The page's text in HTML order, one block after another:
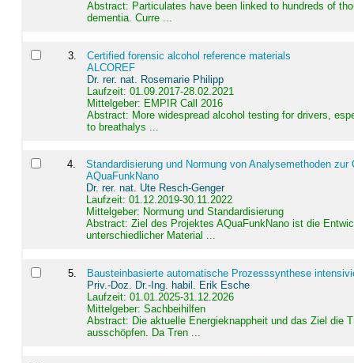
Abstract: Particulates have been linked to hundreds of
dementia. Curre ...
3.
Certified forensic alcohol reference materials
ALCOREF
Dr. rer. nat. Rosemarie Philipp
Laufzeit: 01.09.2017-28.02.2021
Mittelgeber: EMPIR Call 2016
Abstract: More widespread alcohol testing for drivers,
to breathalys ...
4.
Standardisierung und Normung von Analysemethoden
AQuaFunkNano
Dr. rer. nat. Ute Resch-Genger
Laufzeit: 01.12.2019-30.11.2022
Mittelgeber: Normung und Standardisierung
Abstract:Ziel des Projektes AQuaFunkNano ist die
unterschiedlicher Material ...
5.
Bausteinbasierte automatische Prozesssynthese
Priv.-Doz. Dr.-Ing. habil. Erik Esche
Laufzeit: 01.01.2025-31.12.2026
Mittelgeber: Sachbeihilfen
Abstract: Die aktuelle Energieknappheit und das Ziel die
ausschöpfen. Da Tren ...